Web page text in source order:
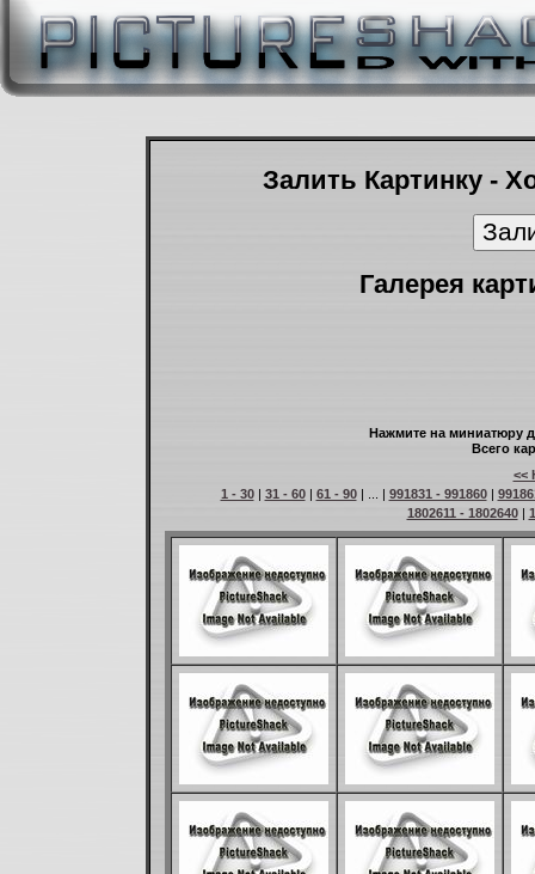
Залить Картинку -
Галерея
Нажмите на миниатюру
Всего
<<
1 - 30| 31 - 60| 61 - 90| ... | 991831 - 991860|
1802611 - 1802640|